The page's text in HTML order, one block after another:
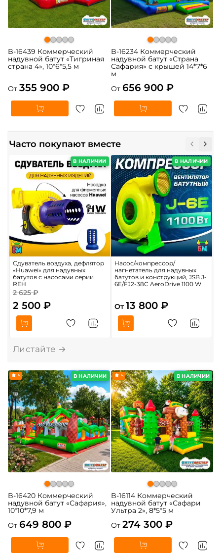
B-16439 Коммерческий
надувной батут «Тигриная
страна 4», 10*6*5,5 м
От 355 900 ₽
B-16234 Коммерческий
надувной батут «Страна
Сафария» с крышей 14*7*6
м
От 656 900 ₽
Часто покупают вместе
В НАЛИЧИИ
Сдуватель воздуха, дефлятор
«Huawei» для надувных
батутов с насосами серии
REH
2 625 ₽
2 500 ₽
В НАЛИЧИИ
Насос/компрессор/
нагнетатель для надувных
батутов и конструкций, JSB J-
6E/FJ2-38C AeroDrive 1100 W
От 13 800 ₽
В НАЛИЧИИ
5
B-16420 Коммерческий
надувной батут «Сафария»,
10*10*7,9 м
От 649 800 ₽
В НАЛИЧИИ
5
B-16114 Коммерческий
надувной батут «Сафари
Ультра 2», 8*5*5 м
От 274 300 ₽